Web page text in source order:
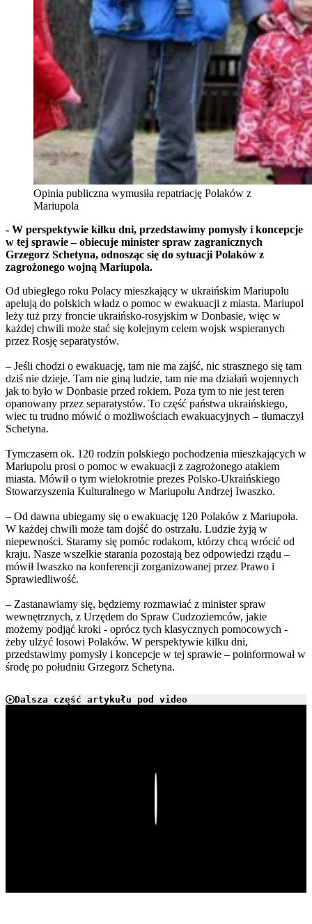
Opinia publiczna wymusiła repatriację Polaków z
Mariupola
- W perspektywie kilku dni, przedstawimy pomysły i koncepcje
w tej sprawie – obiecuje minister spraw zagranicznych
Grzegorz Schetyna, odnosząc się do sytuacji Polaków z
zagrożonego wojną Mariupola.
Od ubiegłego roku Polacy mieszkający w ukraińskim Mariupolu
apelują do polskich władz o pomoc w ewakuacji z miasta. Mariupol
leży tuż przy froncie ukraińsko-rosyjskim w Donbasie, więc w
każdej chwili może stać się kolejnym celem wojsk wspieranych
przez Rosję separatystów.
– Jeśli chodzi o ewakuację, tam nie ma zajść, nic strasznego się tam
dziś nie dzieje. Tam nie giną ludzie, tam nie ma działań wojennych
jak to było w Donbasie przed rokiem. Poza tym to nie jest teren
opanowany przez separatystów. To część państwa ukraińskiego,
wiec tu trudno mówić o możliwościach ewakuacyjnych – tłumaczył
Schetyna.
Tymczasem ok. 120 rodzin polskiego pochodzenia mieszkających w
Mariupolu prosi o pomoc w ewakuacji z zagrożonego atakiem
miasta. Mówił o tym wielokrotnie prezes Polsko-Ukraińskiego
Stowarzyszenia Kulturalnego w Mariupolu Andrzej Iwaszko.
– Od dawna ubiegamy się o ewakuację 120 Polaków z Mariupola.
W każdej chwili może tam dojść do ostrzału. Ludzie żyją w
niepewności. Staramy się pomóc rodakom, którzy chcą wrócić od
kraju. Nasze wszelkie starania pozostają bez odpowiedzi rządu –
mówił Iwaszko na konferencji zorganizowanej przez Prawo i
Sprawiedliwość.
– Zastanawiamy się, będziemy rozmawiać z minister spraw
wewnętrznych, z Urzędem do Spraw Cudzoziemców, jakie
możemy podjąć kroki - oprócz tych klasycznych pomocowych -
żeby ulżyć losowi Polaków. W perspektywie kilku dni,
przedstawimy pomysły i koncepcje w tej sprawie – poinformował w
środę po południu Grzegorz Schetyna.
Dalsza część artykułu pod video